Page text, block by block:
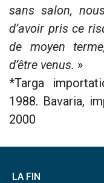
sans salon,
d’avoir pris ce
de moyen
d’être venus. »
*Targa
1988. Bavaria,
2000
LA FIN